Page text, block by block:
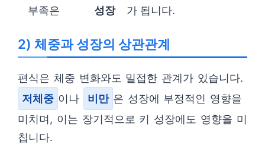
부족은
성장
가 됩니다.
2) 체중과 성장의 상관관계
편식은 체중 변화와도 밀접한 관계가 있습니다.
저체중 이나 비만 은 성장에 부정적인 영향을
미치며, 이는 장기적으로 키 성장에도 영향을 미
칩니다.